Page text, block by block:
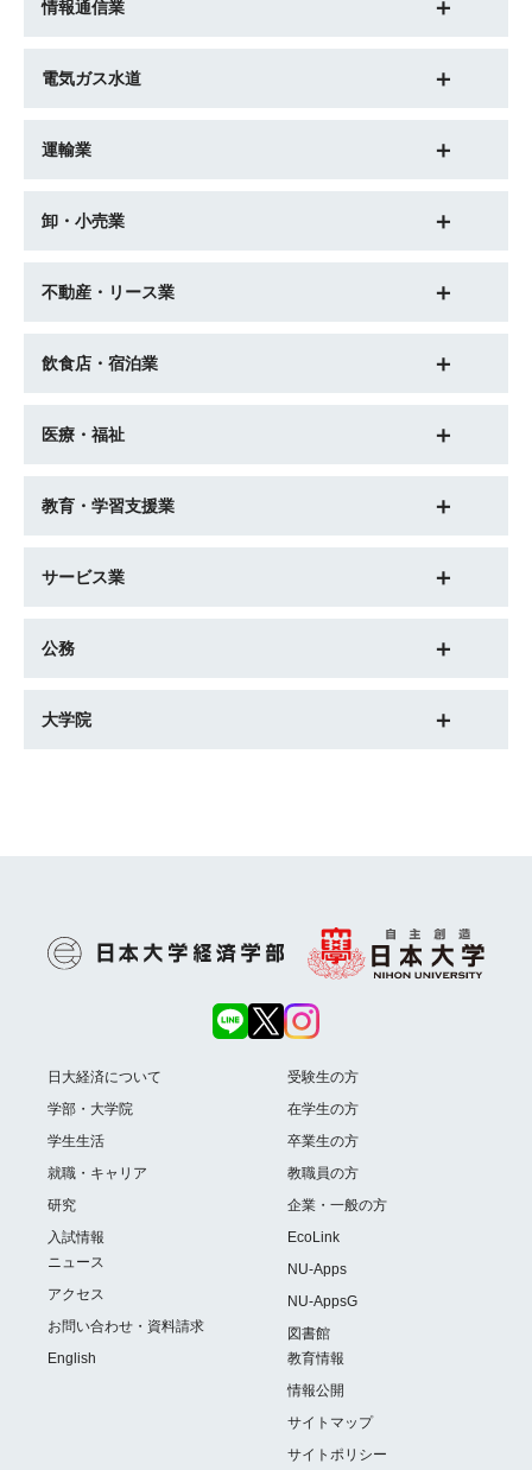
情報通信業
電気ガス水道
運輸業
卸・小売業
不動産・リース業
飲食店・宿泊業
医療・福祉
教育・学習支援業
サービス業
公務
大学院
日大経済について
学部・大学院
学生生活
就職・キャリア
研究
入試情報
ニュース
アクセス
お問い合わせ・資料請求
English
受験生の方
在学生の方
卒業生の方
教職員の方
企業・一般の方
EcoLink
NU-Apps
NU-AppsG
図書館
教育情報
情報公開
サイトマップ
サイトポリシー